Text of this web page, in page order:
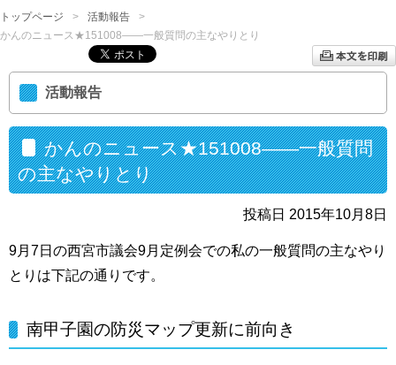
トップページ
活動報告
かんのニュース★151008――一般質問の主なやりとり
活動報告
かんのニュース★151008――一般質問
の主なやりとり
投稿日 2015年10月8日
9月7日の西宮市議会9月定例会での私の一般質問の主なやり
とりは下記の通りです。
南甲子園の防災マップ更新に前向き